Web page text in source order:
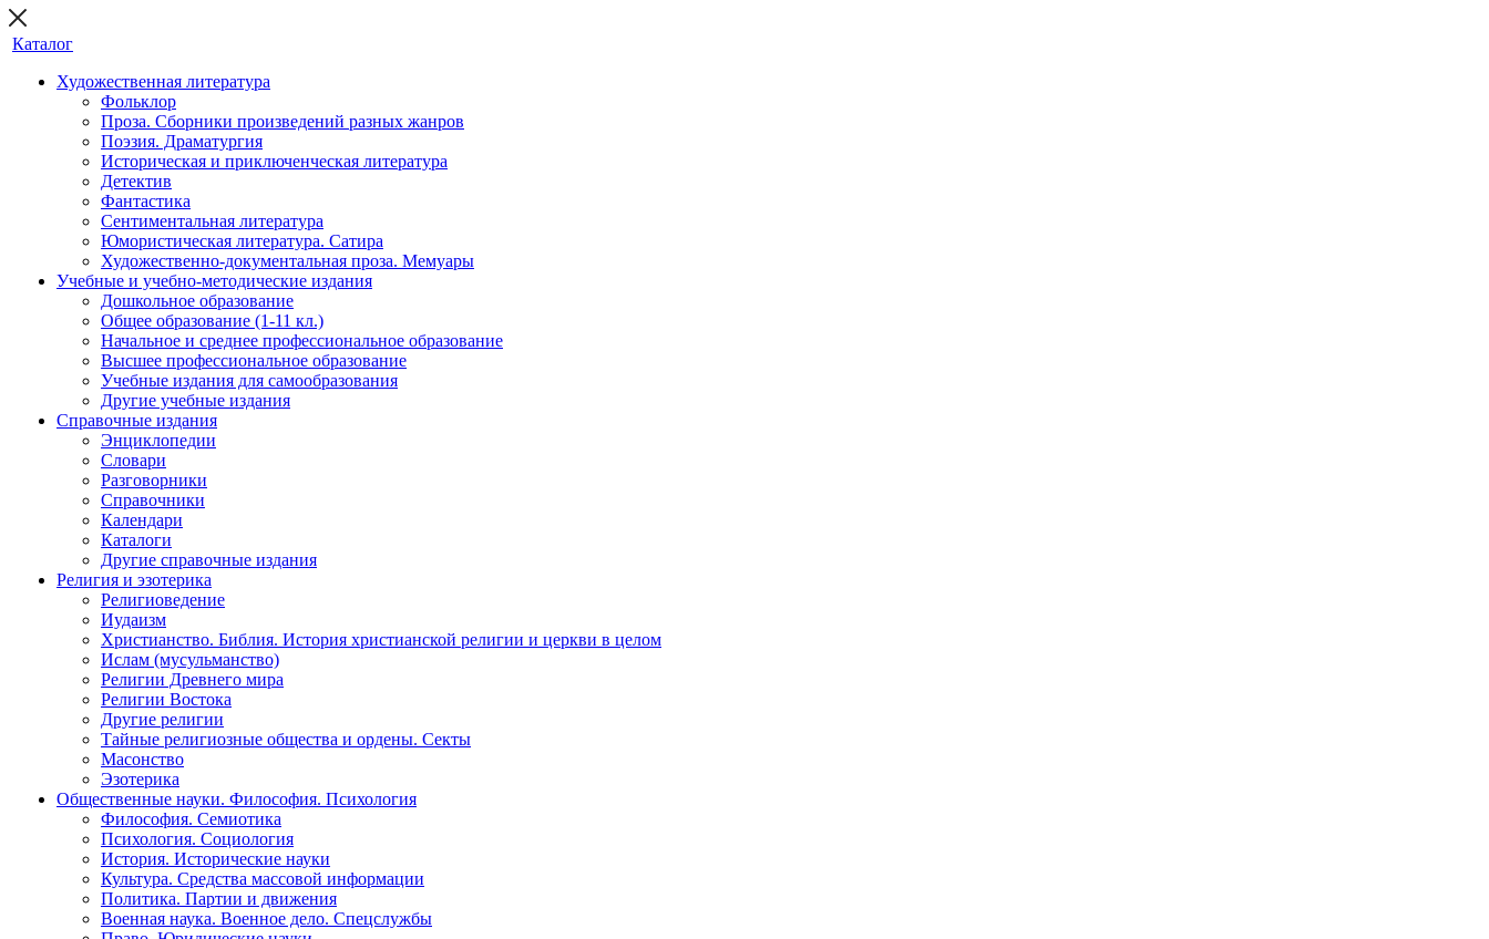
Каталог
Художественная литература
Фольклор
Проза. Сборники произведений разных жанров
Поэзия. Драматургия
Историческая и приключенческая литература
Детектив
Фантастика
Сентиментальная литература
Юмористическая литература. Сатира
Художественно-документальная проза. Мемуары
Учебные и учебно-методические издания
Дошкольное образование
Общее образование (1-11 кл.)
Начальное и среднее профессиональное образование
Высшее профессиональное образование
Учебные издания для самообразования
Другие учебные издания
Справочные издания
Энциклопедии
Словари
Разговорники
Справочники
Календари
Каталоги
Другие справочные издания
Религия и эзотерика
Религиоведение
Иудаизм
Христианство. Библия. История христианской религии и церкви в целом
Ислам (мусульманство)
Религии Древнего мира
Религии Востока
Другие религии
Тайные религиозные общества и ордены. Секты
Масонство
Эзотерика
Общественные науки. Философия. Психология
Философия. Семиотика
Психология. Социология
История. Исторические науки
Культура. Средства массовой информации
Политика. Партии и движения
Военная наука. Военное дело. Спецслужбы